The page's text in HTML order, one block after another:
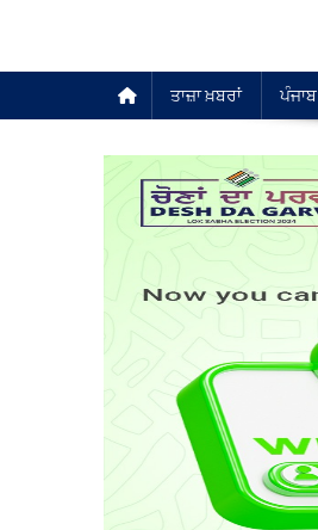
ਤਾਜ਼ਾ ਖ਼ਬਰਾਂ ਪੰਜਾਬ